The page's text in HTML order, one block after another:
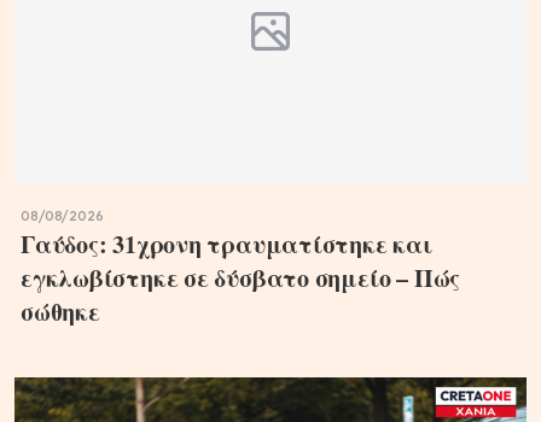
08/08/2026
Γαύδος: 31χρονη τραυματίστηκε και
εγκλωβίστηκε σε δύσβατο σημείο – Πώς
σώθηκε